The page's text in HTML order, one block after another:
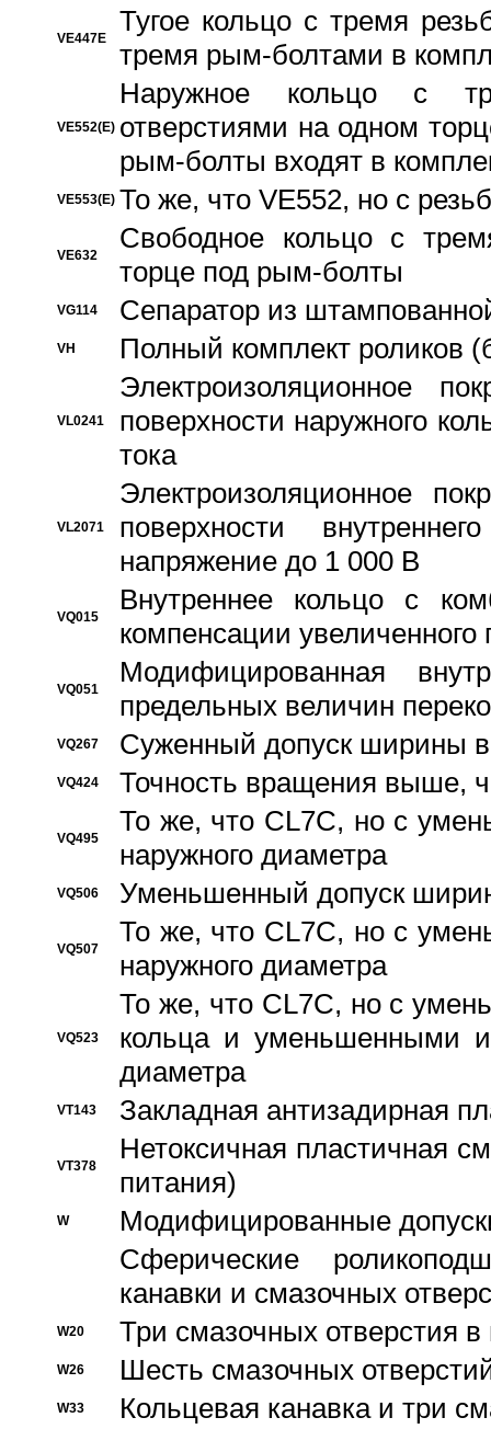
VE447E
Тугое кольцо с тремя
тремя рым-болтами в
VE552(E)
Наружное кольцо с
отверстиями на одном
рым-болты входят в
VE553(E) То же, что VE552, но с
VE632
Свободное кольцо с
торце под рым-болты
VG114 Сепаратор из
VH Полный комплект роликов
VL0241
Электроизоляционное
поверхности наружного
тока
VL2071
Электроизоляционное
поверхности
напряжение до 1 000 В
VQ015
Bнутреннее кольцо с
компенсации увеличенного
VQ051
Модифицированная
предельных величин
VQ267 Суженный допуск ширины
VQ424 Точность вращения выше,
VQ495
То же, что CL7C, но с
наружного диаметра
VQ506 Уменьшенный допуск
VQ507
То же, что CL7C, но с
наружного диаметра
VQ523
То же, что CL7C, но с
кольца и уменьшенными
диаметра
VT143 Закладная антизадирная
VT378
Нетоксичная пластичная
питания)
W
Модифицированные
Сферические
канавки и смазочных
W20 Три смазочных отверстия
W26 Шесть смазочных
W33 Кольцевая канавка и три